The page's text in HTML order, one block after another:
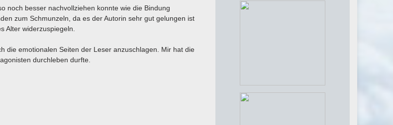
noch besser nachvollziehen konnte wie die Bindung
zum Schmunzeln, da es der Autorin sehr gut gelungen ist
Alter widerzuspiegeln.
die emotionalen Seiten der Leser anzuschlagen. Mir hat die
durchleben durfte.